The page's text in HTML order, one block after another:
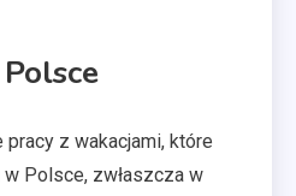
pracy z wakacjami, które
Polsce, zwłaszcza w